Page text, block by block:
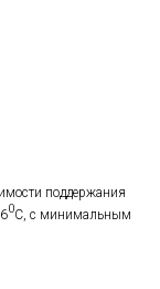
поддержания
0С, с минимальным